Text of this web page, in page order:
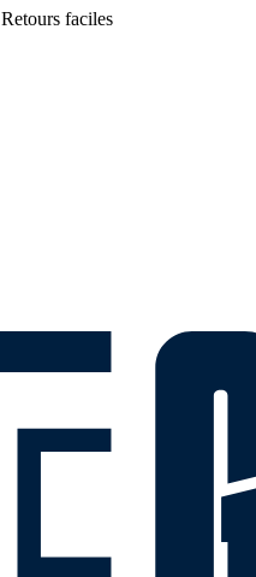
Retours faciles